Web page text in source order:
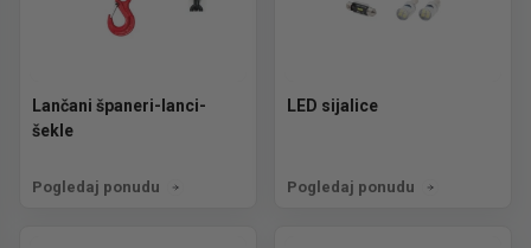
Lančani španeri-lanci-
šekle
Pogledaj ponudu
LED sijalice
Pogledaj ponudu